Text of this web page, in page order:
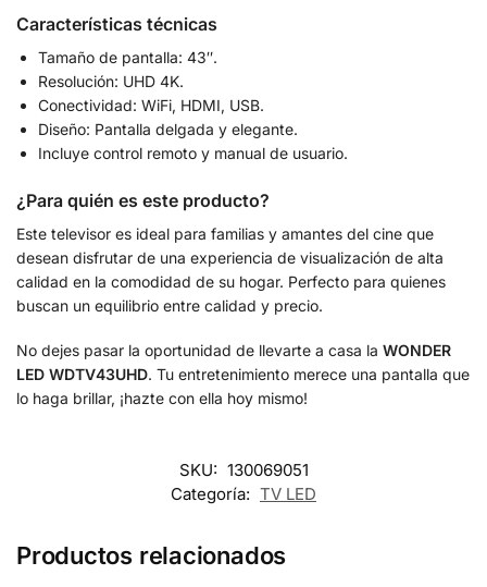
Características técnicas
Tamaño de pantalla: 43″.
Resolución: UHD 4K.
Conectividad: WiFi, HDMI, USB.
Diseño: Pantalla delgada y elegante.
Incluye control remoto y manual de usuario.
¿Para quién es este producto?
Este televisor es ideal para familias y amantes del cine que
desean disfrutar de una experiencia de visualización de alta
calidad en la comodidad de su hogar. Perfecto para quienes
buscan un equilibrio entre calidad y precio.
No dejes pasar la oportunidad de llevarte a casa la WONDER
LED WDTV43UHD. Tu entretenimiento merece una pantalla que
lo haga brillar, ¡hazte con ella hoy mismo!
SKU: 130069051
Categoría: TV LED
Productos relacionados